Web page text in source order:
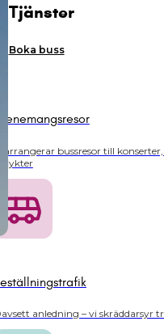
Tjänster
Boka buss
Evenemangsresor
arrangerar bussresor till
anledning – vi skräddarsyr